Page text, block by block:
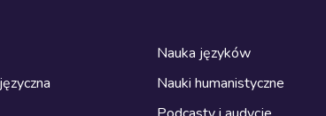
Nauka języków
Nauki humanistyczne